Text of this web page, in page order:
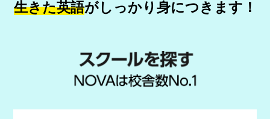
生きた英語がしっかり身につきます！